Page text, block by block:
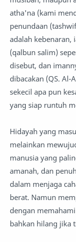
atha'na (kami
penundaan
adalah kebenaran,
(qalbun salim)
disebut, dan
dibacakan (QS. Al-
sekecil apa pun
yang siap runtuh
Hidayah yang
melainkan
manusia yang
amanah, dan
dalam menjaga
berat. Namun
dengan
bahkan hilang jika